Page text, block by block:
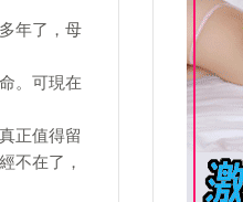
年了，母
。可現在
正值得留
不在了，